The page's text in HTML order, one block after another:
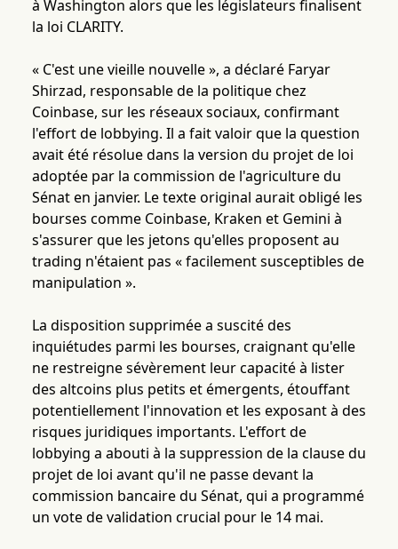
à Washington alors que les législateurs finalisent
la loi CLARITY.
« C'est une vieille nouvelle », a déclaré Faryar
Shirzad, responsable de la politique chez
Coinbase, sur les réseaux sociaux, confirmant
l'effort de lobbying. Il a fait valoir que la question
avait été résolue dans la version du projet de loi
adoptée par la commission de l'agriculture du
Sénat en janvier. Le texte original aurait obligé les
bourses comme Coinbase, Kraken et Gemini à
s'assurer que les jetons qu'elles proposent au
trading n'étaient pas « facilement susceptibles de
manipulation ».
La disposition supprimée a suscité des
inquiétudes parmi les bourses, craignant qu'elle
ne restreigne sévèrement leur capacité à lister
des altcoins plus petits et émergents, étouffant
potentiellement l'innovation et les exposant à des
risques juridiques importants. L'effort de
lobbying a abouti à la suppression de la clause du
projet de loi avant qu'il ne passe devant la
commission bancaire du Sénat, qui a programmé
un vote de validation crucial pour le 14 mai.